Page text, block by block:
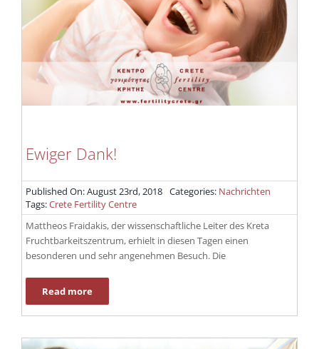
Ewiger Dank!
Published On: August 23rd, 2018 Categories: Nachrichten
Tags:Crete Fertility Centre
Mattheos Fraidakis, der wissenschaftliche Leiter des Kreta
Fruchtbarkeitszentrum, erhielt in diesen Tagen einen
besonderen und sehr angenehmen Besuch. Die
Read more